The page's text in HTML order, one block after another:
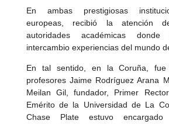
En ambas prestigiosas
europeas, recibió la atención
autoridades académicas
intercambio experiencias del mundo
En tal sentido, en la Coruña,
profesores Jaime Rodríguez Arana
Meilan Gil, fundador, Primer
Emérito de la Universidad de La
Chase Plate estuvo